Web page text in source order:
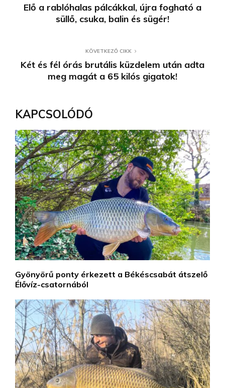
Elő a rablóhalas pálcákkal, újra fogható a
süllő, csuka, balin és sügér!
KÖVETKEZŐ CIKK
Két és fél órás brutális küzdelem után adta
meg magát a 65 kilós gigatok!
KAPCSOLÓDÓ
Gyönyörű ponty érkezett a Békéscsabát átszelő
Élővíz-csatornából